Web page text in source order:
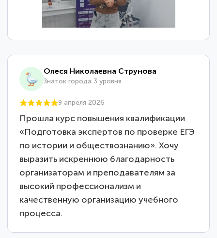
Олеся Николаевна Струнова
Знаток города 3 уровня
9 апреля 2026
Прошла курс повышения квалификации
«Подготовка экспертов по проверке ЕГЭ
по истории и обществознанию». Хочу
выразить искреннюю благодарность
организаторам и преподавателям за
высокий профессионализм и
качественную организацию учебного
процесса.